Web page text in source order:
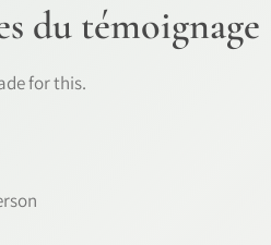
du témoignage
for this.